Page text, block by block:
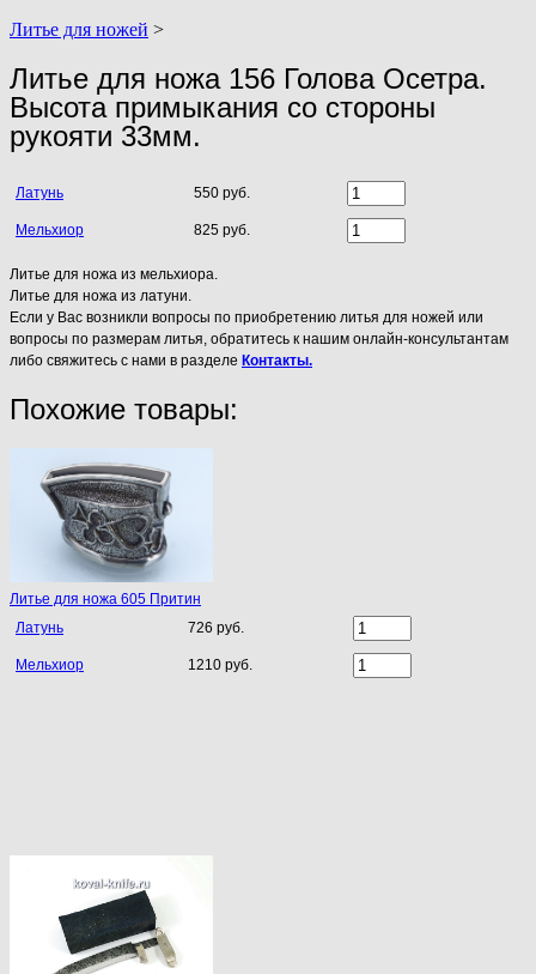
Литье для ножей >
Литье для ножа 156 Голова Осетра.
Высота примыкания со стороны
рукояти 33мм.
Латунь 550 руб.
Мельхиор 825 руб.
Литье для ножа из мельхиора.
Литье для ножа из латуни.
Если у Вас возникли вопросы по приобретению литья для ножей или
вопросы по размерам литья, обратитесь к нашим онлайн-консультантам
либо свяжитесь с нами в разделе Контакты.
Похожие товары:
Литье для ножа 605 Притин
Латунь
726 руб.
Мельхиор 1210 руб.